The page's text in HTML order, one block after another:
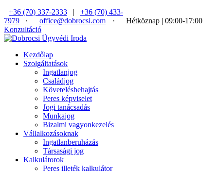
+36 (70) 337-2333
|
+36 (70) 433-
7979
· office@dobrocsi.com ·
Hétköznap | 09:00-17:00
Konzultáció
Kezdőlap
Szolgáltatások
Ingatlanjog
Családjog
Követelésbehajtás
Peres képviselet
Jogi tanácsadás
Munkajog
Bizalmi vagyonkezelés
Vállalkozásoknak
Ingatlanberuházás
Társasági jog
Kalkulátorok
Peres illeték kalkulátor